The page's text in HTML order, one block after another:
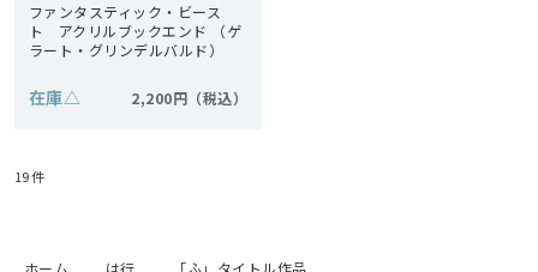
ファンタスティック・ビース
ト アクリルブックエンド （ゲ
ラート・グリンデルバルド）
在庫△ 2,200円
19件
ホーム は行 「ふ」タイトル作品